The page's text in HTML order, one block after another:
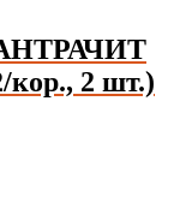
кор., 2 шт.)